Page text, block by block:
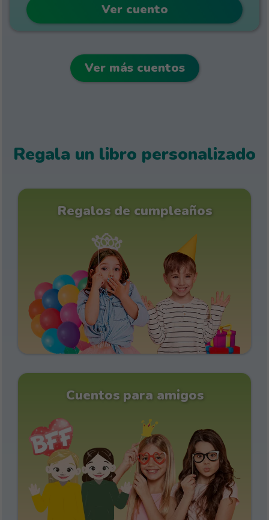
Ver cuento
Ver más cuentos
Regala un libro personalizado
Regalos de cumpleaños
Cuentos para amigos